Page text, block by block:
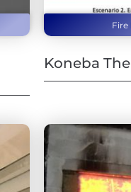
Fire
Koneba